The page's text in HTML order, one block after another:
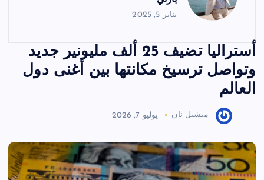
يناير 5, 2025
أستراليا تضيف 25 ألف مليونير جديد
وتواصل ترسيخ مكانتها بين أغنى دول
العالم
ميشيل نان يوليو 7, 2026